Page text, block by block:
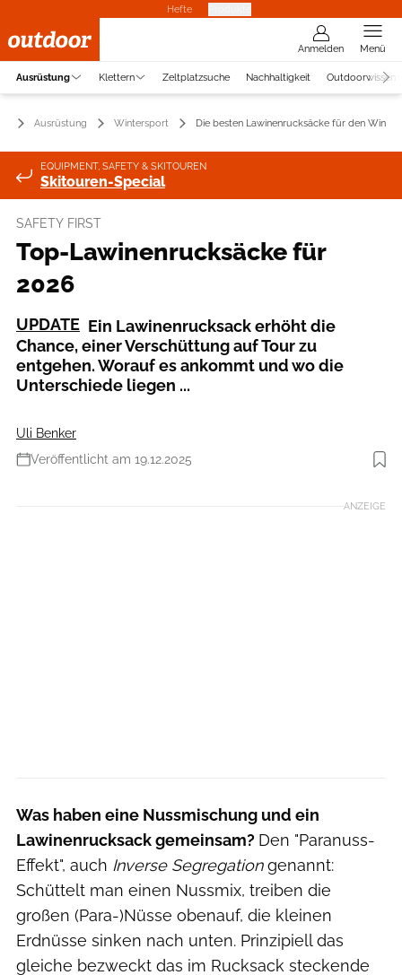
Hefte
Anmelden Menü
Ausrüstung Klettern Zeltplatzsuche Nachhaltigkeit Outdoorwissen
Ausrüstung Wintersport Die besten Lawinenrucksäcke für den Winter
EQUIPMENT, SAFETY & SKITOUREN
Skitouren-Special
SAFETY FIRST
Top-Lawinenrucksäcke für
2026
UPDATE Ein Lawinenrucksack erhöht die
Chance, einer Verschüttung auf Tour zu
entgehen. Worauf es ankommt und wo die
Unterschiede liegen ...
Uli Benker
Veröffentlicht am 19.12.2025
Foto: yanik88 via Getty Images
ANZEIGE
Was haben eine Nussmischung und ein
Lawinenrucksack gemeinsam? Den "Paranuss-
Effekt", auch Inverse Segregationgenannt:
Schüttelt man einen Nussmix, treiben die
großen (Para-)Nüsse obenauf, die kleinen
Erdnüsse sinken nach unten. Prinzipiell das
gleiche bezweckt das im Rucksack steckende